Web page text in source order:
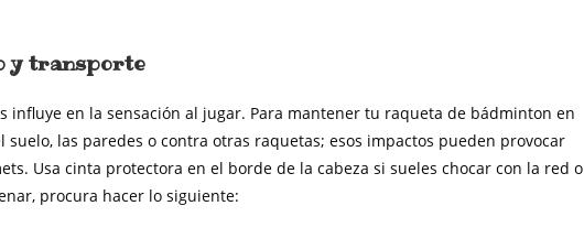
y transporte
influye en la sensación al jugar. Para mantener tu raqueta de bádminton en
las paredes o contra otras raquetas; esos impactos pueden provocar
Usa cinta protectora en el borde de la cabeza si sueles chocar con la red o
procura hacer lo siguiente: